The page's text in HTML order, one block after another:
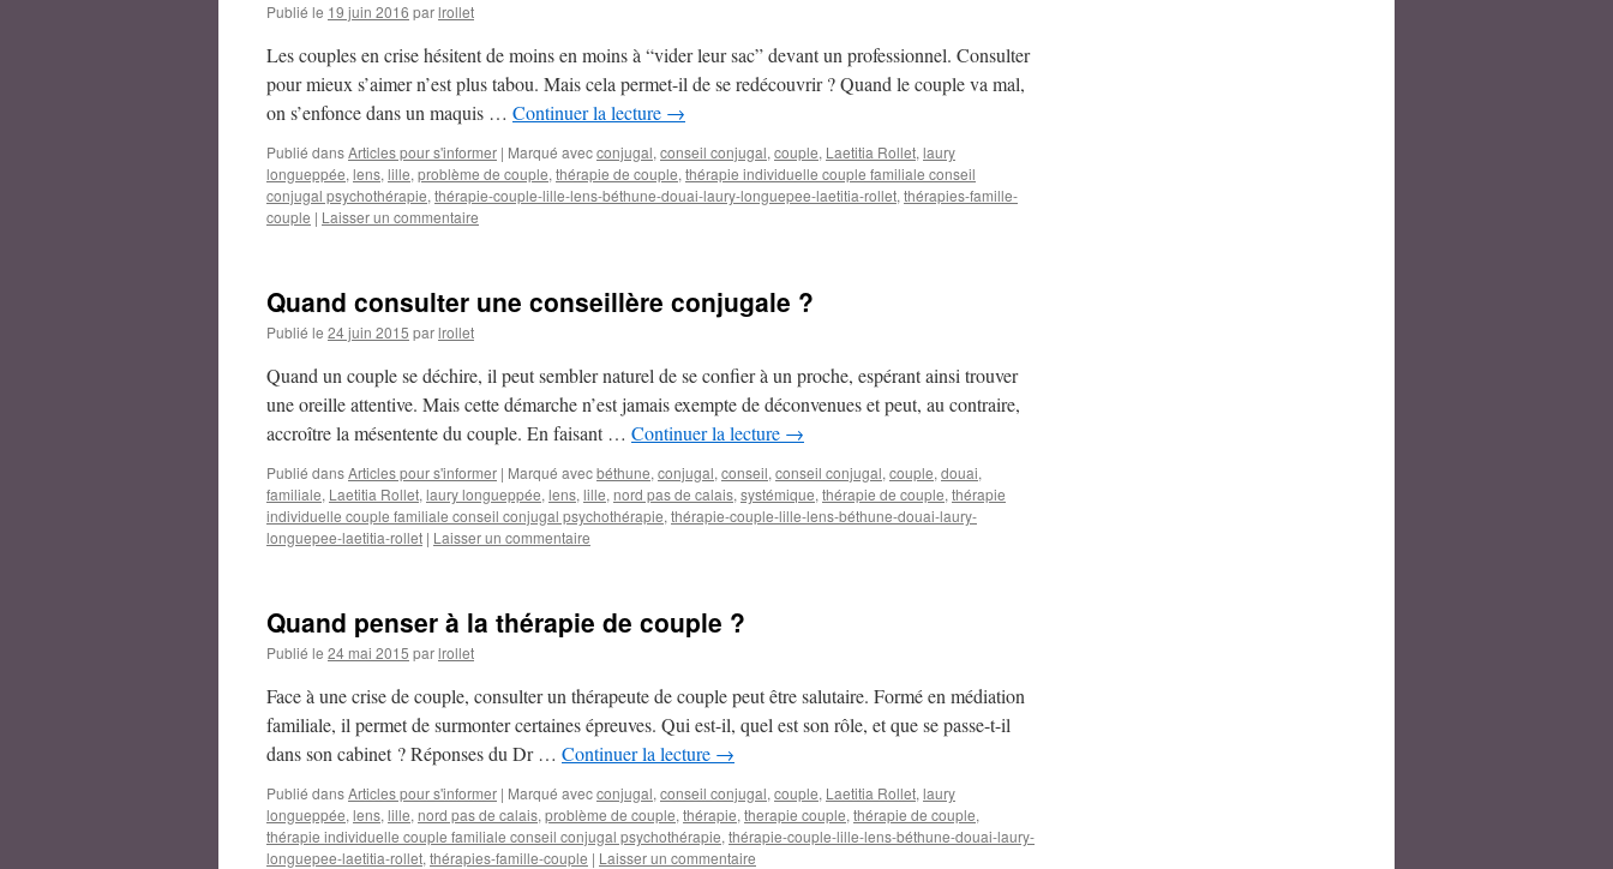
Publié le 19 juin 2016 parlrollet
Les couples en crise hésitent de moins en moins à “vider leur sac” devant un professionnel. Consulter
pour mieux s’aimer n’est plus tabou. Mais cela permet-il de se redécouvrir ? Quand le couple va mal,
on s’enfonce dans un maquis … Continuer la lecture →
Publié dansArticles pour s'informer | Marqué avecconjugal, conseil conjugal, couple, Laetitia Rollet, laury
longueppée, lens, lille, problème de couple, thérapie de couple, thérapie individuelle couple familiale conseil
conjugal psychothérapie, thérapie-couple-lille-lens-béthune-douai-laury-longuepee-laetitia-rollet, thérapies-famille-
couple | Laisser un commentaire
Quand consulter une conseillère conjugale ?
Publié le 24 juin 2015 parlrollet
Quand un couple se déchire, il peut sembler naturel de se confier à un proche, espérant ainsi trouver
une oreille attentive. Mais cette démarche n’est jamais exempte de déconvenues et peut, au contraire,
accroître la mésentente du couple. En faisant … Continuer la lecture →
Publié dansArticles pour s'informer | Marqué avecbéthune, conjugal, conseil, conseil conjugal, couple, douai,
familiale, Laetitia Rollet, laury longueppée, lens, lille, nord pas de calais, systémique, thérapie de couple, thérapie
individuelle couple familiale conseil conjugal psychothérapie, thérapie-couple-lille-lens-béthune-douai-laury-
longuepee-laetitia-rollet | Laisser un commentaire
Quand penser à la thérapie de couple ?
Publié le 24 mai 2015 parlrollet
Face à une crise de couple, consulter un thérapeute de couple peut être salutaire. Formé en médiation
familiale, il permet de surmonter certaines épreuves. Qui est-il, quel est son rôle, et que se passe-t-il
dans son cabinet ? Réponses du Dr … Continuer la lecture →
Publié dansArticles pour s'informer | Marqué avecconjugal, conseil conjugal, couple, Laetitia Rollet, laury
longueppée, lens, lille, nord pas de calais, problème de couple, thérapie, therapie couple, thérapie de couple,
thérapie individuelle couple familiale conseil conjugal psychothérapie, thérapie-couple-lille-lens-béthune-douai-laury-
longuepee-laetitia-rollet, thérapies-famille-couple | Laisser un commentaire